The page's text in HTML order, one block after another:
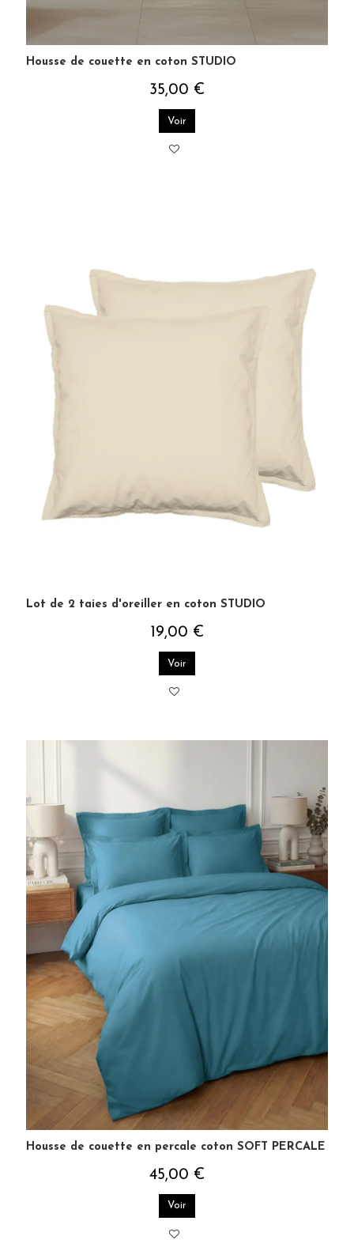
Housse de couette en coton STUDIO
35,00 €
Voir
Lot de 2 taies d'oreiller en coton STUDIO
19,00 €
Voir
Housse de couette en percale coton SOFT PERCALE
45,00 €
Voir